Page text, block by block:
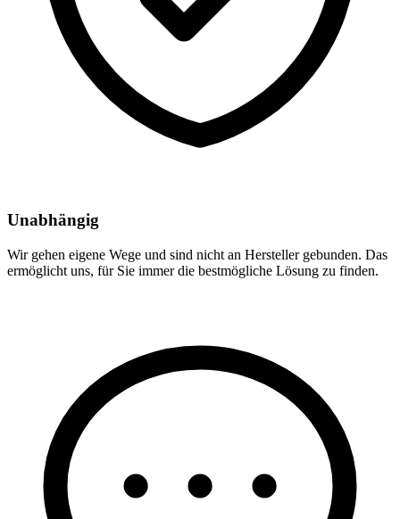
Unabhängig
Wir gehen eigene Wege und sind nicht an Hersteller gebunden. Das
ermöglicht uns, für Sie immer die bestmögliche Lösung zu finden.